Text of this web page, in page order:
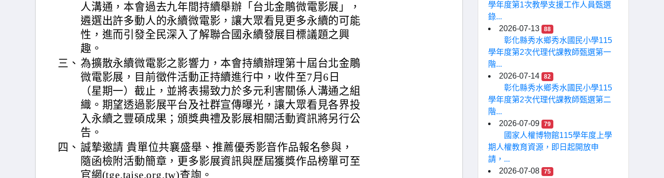
人溝通，本會過去九年間持續舉辦「台北金鵰微電影展」，
遴選出許多動人的永續微電影，讓大眾看見更多永續的可能
性，進而引發全民深入了解聯合國永續發展目標議題之興
趣。
三、 為擴散永續微電影之影響力，本會持續辦理第十屆台北金鵰
微電影展，目前徵件活動正持續進行中，收件至7月6日
（星期一）截止，並將表揚致力於多元利害關係人溝通之組
織。期望透過影展平台及社群宣傳曝光，讓大眾看見各界投
入永續之豐碩成果；頒獎典禮及影展相關活動資訊將另行公
告。
四、 誠摯邀請 貴單位共襄盛舉、推薦優秀影音作品報名參與，
隨函檢附活動簡章，更多影展資訊與歷屆獲獎作品榜單可至
官網(tge.taise.org.tw)查詢。
學年度第1次教學支援工作人員甄選
錄...
2026-07-13
88
彰化縣秀水鄉秀水國民小學115
學年度第2次代理代課教師甄選第一
階...
2026-07-14
82
彰化縣秀水鄉秀水國民小學115
學年度第2次代理代課教師甄選第二
階...
2026-07-09
79
國家人權博物館115學年度上學
期人權教育資源，即日起開放申
請，...
2026-07-08
75